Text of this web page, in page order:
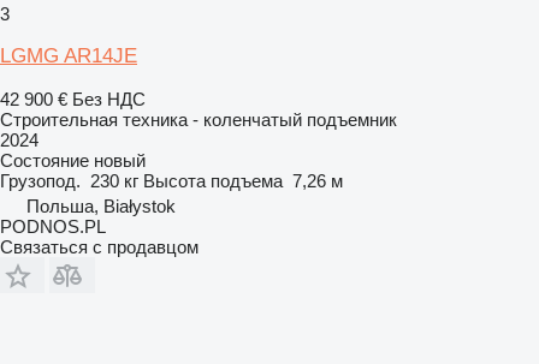
3
LGMG AR14JE
42 900 € Без НДС
Строительная техника - коленчатый подъемник
2024
Состояние новый
Грузопод. 230 кг Высота подъема 7,26 м
Польша, Białystok
PODNOS.PL
Связаться с продавцом